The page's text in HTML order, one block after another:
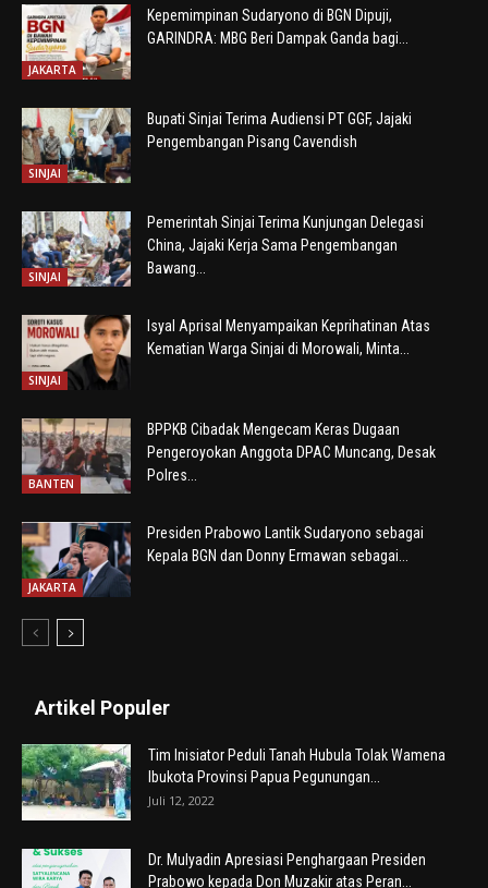
JAKARTA
Kepemimpinan Sudaryono di BGN Dipuji,
GARINDRA: MBG Beri Dampak Ganda bagi...
SINJAI
Bupati Sinjai Terima Audiensi PT GGF, Jajaki
Pengembangan Pisang Cavendish
SINJAI
Pemerintah Sinjai Terima Kunjungan Delegasi
China, Jajaki Kerja Sama Pengembangan
Bawang...
SINJAI
Isyal Aprisal Menyampaikan Keprihatinan Atas
Kematian Warga Sinjai di Morowali, Minta...
BANTEN
BPPKB Cibadak Mengecam Keras Dugaan
Pengeroyokan Anggota DPAC Muncang, Desak
Polres...
JAKARTA
Presiden Prabowo Lantik Sudaryono sebagai
Kepala BGN dan Donny Ermawan sebagai...
Artikel Populer
Tim Inisiator Peduli Tanah Hubula Tolak Wamena
Ibukota Provinsi Papua Pegunungan...
Juli 12, 2022
Dr. Mulyadin Apresiasi Penghargaan Presiden
Prabowo kepada Don Muzakir atas Peran...